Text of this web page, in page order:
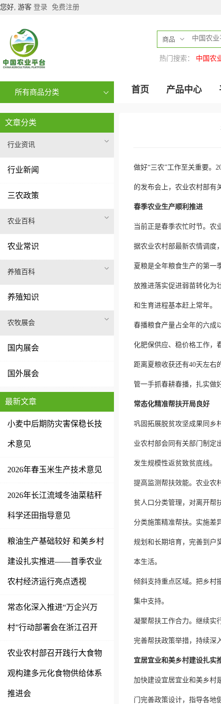
您好, 游客 登录 免费注册
商品
热门搜索： 中国农
所有商品分类 首页 产品中心
文章分类
行业资讯
行业新闻
三农政策
农业百科
农业常识
养殖百科
养殖知识
农牧展会
国内展会
国外展会
最新文章
小麦中后期防灾害保稳长技
术意见
2026年春玉米生产技术意见
2026年长江流域冬油菜秸秆
科学还田指导意见
粮油生产基础较好 和美乡村
建设扎实推进——首季农业
农村经济运行亮点透视
常态化深入推进“万企兴万
村”行动部署会在浙江召开
农业农村部召开践行大食物
观构建多元化食物供给体系
推进会
做好“三农”工作至关重要。
的发布会上，农业农村部有
春季农业生产顺利推进
当前正是春季农忙时节。农
据农业农村部最新农情调度
夏粮是全年粮食生产的第一
放推进落实促进弱苗转化为
和生育进程基本赶上常年。
春播粮食产量占全年的六成
化肥保供应、稳价格工作，
距离夏粮收获还有40天左右
管一手抓春耕春播，扎实做
常态化精准帮扶开局良好
巩固拓展脱贫攻坚成果同乡
业农村部会同有关部门制定
发生规模性返贫致贫底线。
提高监测帮扶效能。农业农
贫人口分类管理，对离开帮
分类施策精准帮扶。实施差
规划和长期培育，完善到户
本生活。
倾斜支持重点区域。把乡村
集中支持。
凝聚帮扶工作合力。继续实
完善帮扶政策举措，持续深
宜居宜业和美乡村建设扎实
加快建设宜居宜业和美乡村
门完善政策设计，指导各地